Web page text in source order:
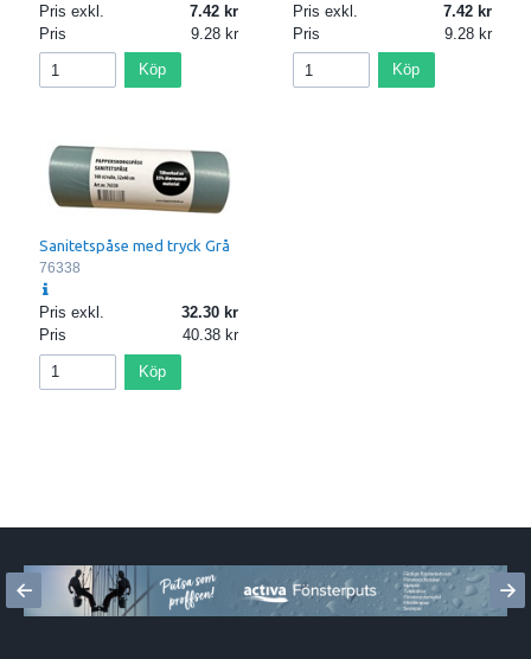
Pris exkl.
7.42
Pris
9.28
Köp
Pris exkl.
7.42
Pris
9.28
Köp
Sanitetspåse med tryck Grå
76338
Pris exkl.
32.30
Pris
40.38
Köp